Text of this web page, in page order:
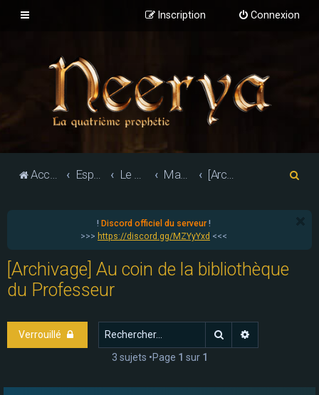
Connexion
Inscription
Accueil du forum Espace jeu de rôle Le monde d'Althéa : les villes et factions Mageocratie de Spellshore [Archivage] Au coin de la bibliothèque du Professeur
! Discord officiel du serveur!
>>> https://discord.gg/MZYyYxd <<<
[Archivage] Au coin de la bibliothèque
du Professeur
Verrouillé Rechercher
3 sujets •Page 1 sur 1